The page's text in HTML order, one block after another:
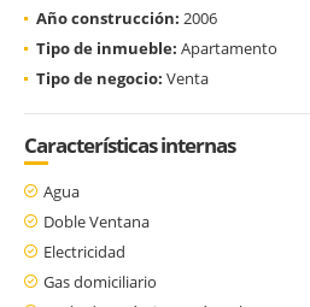
Año construcción: 2006
Tipo de inmueble: Apartamento
Tipo de negocio: Venta
Características internas
Agua
Doble Ventana
Electricidad
Gas domiciliario